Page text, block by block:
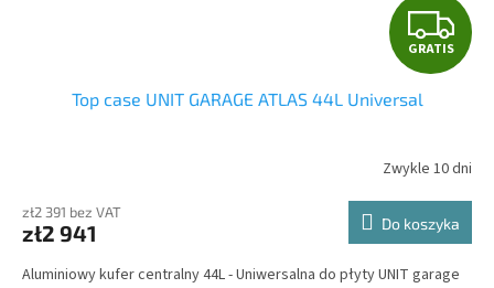
G
R
T
I
S
GRATIS
Top case UNIT GARAGE ATLAS 44L Universal
Zwykle 10 dni
zł2 391 bez VAT
zł2 941 Do koszyka
Aluminiowy kufer centralny 44L - Uniwersalna do płyty UNIT garage